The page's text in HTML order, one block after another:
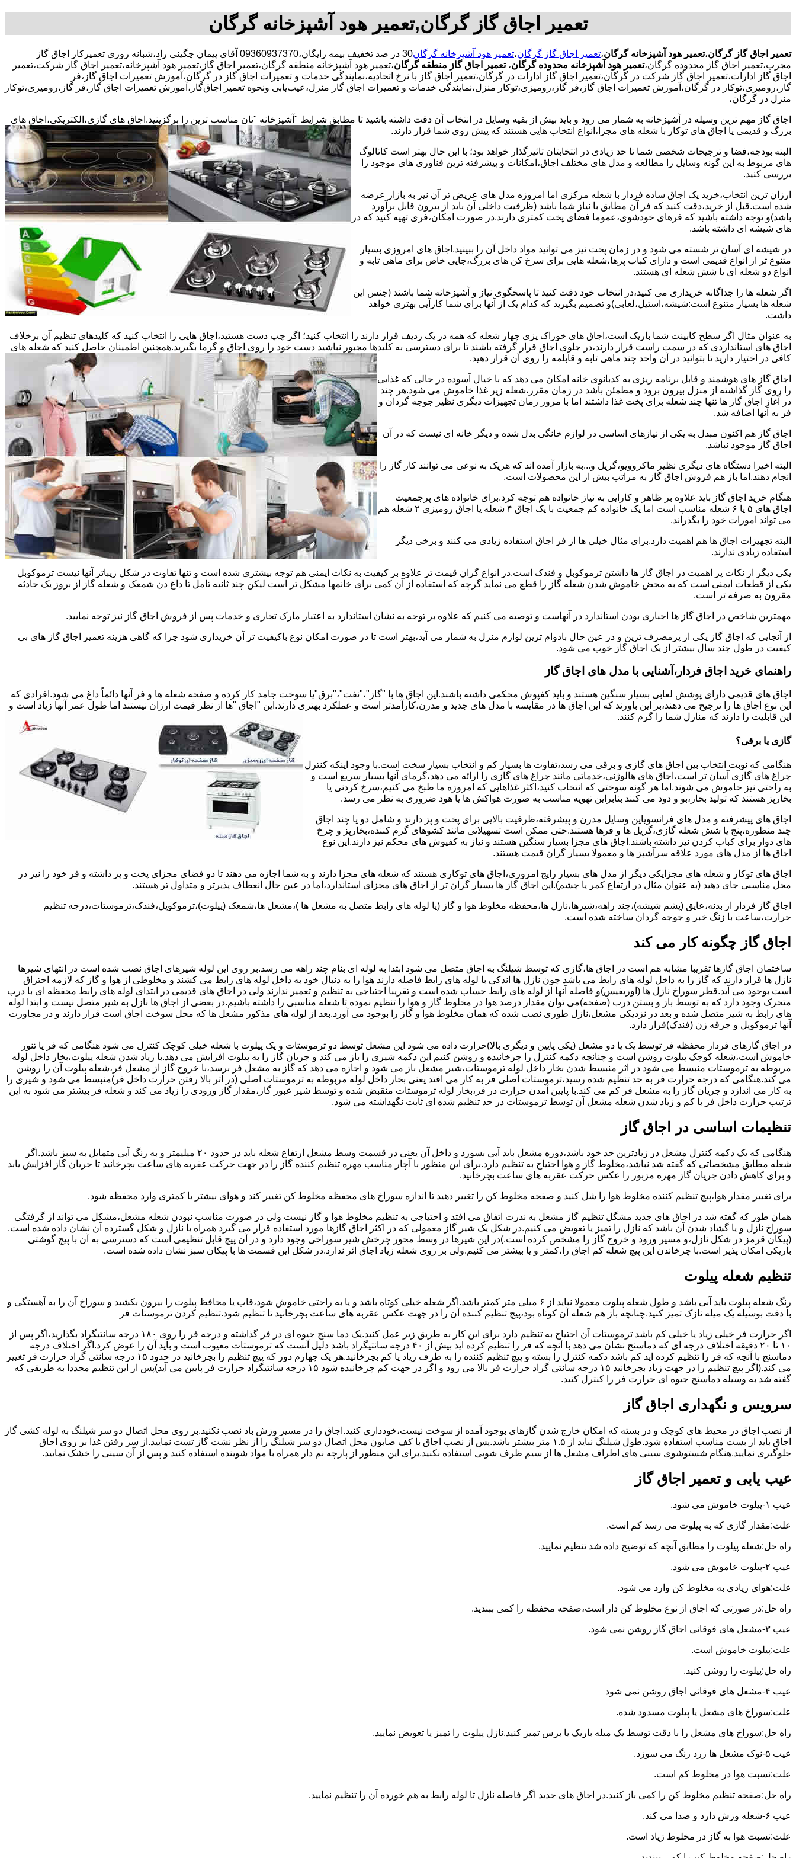
تعمیر اجاق گاز گرگان,تعمیر هود آشپزخانه گرگان
تعمیر اجاق گاز گرگان،تعمیر هود آشپزخانه گرگان،تعمیر اجاق گاز گرگان،تعمیر هود آشپزخانه گرگان
30 در صد تخفیف بیمه رایگان،09360937370 آقای پیمان چگینی راد،شبانه روزی تعمیرکار اجاق گاز
مجرب،تعمیر اجاق گاز محدوده گرگان،تعمیر هود آشپزخانه محدوده گرگان، تعمیر اجاق گاز منطقه گرگان،تعمیر هود آشپزخانه منطقه گرگان،تعمیر اجاق گاز،تعمیر هود آشپزخانه،تعمیر اجاق گاز شرکت،تعمیر
اجاق گاز ادارات،تعمیر اجاق گاز شرکت در گرگان،تعمیر اجاق گاز ادارات در گرگان،تعمیر اجاق گاز با نرخ اتحادیه،نمایندگی خدمات و تعمیرات اجاق گاز در گرگان،آموزش تعمیرات اجاق گاز،فر
گاز،رومیزی،توکار در گرگان،آموزش تعمیرات اجاق گاز،فر گاز،رومیزی،توکار منزل،نمایندگی خدمات و تعمیرات اجاق گاز منزل،عیب‌یابی ونحوه تعمیر اجاق‌گاز،آموزش تعمیرات اجاق گاز،فر گاز،رومیزی،توکار
منزل در گرگان،
اجاق گاز مهم ترین وسیله در آشپزخانه به شمار می رود و باید بیش از بقیه وسایل در انتخاب آن دقت داشته باشید تا مطابق شرایط "آشپزخانه "تان مناسب ترین را برگزینید.اجاق های گازی،الکتریکی،اجاق های
بزرگ و قدیمی یا اجاق های توکار با شعله های مجزا،انواع انتخاب هایی هستند که پیش روی شما قرار دارند.
البته بودجه،فضا و ترجیحات شخصی شما تا حد زیادی در انتخابتان تاثیرگذار خواهد بود؛ با این حال بهتر است کاتالوگ
های مربوط به این گونه وسایل را مطالعه و مدل های مختلف اجاق،امکانات و پیشرفته ترین فناوری های موجود را
بررسی کنید.
ارزان ترین انتخاب،خرید یک اجاق ساده فردار با شعله مرکزی اما امروزه مدل های عریض تر آن نیز به بازار عرضه
شده است.قبل از خرید،دقت کنید که فر آن مطابق با نیاز شما باشد (ظرفیت داخلی آن باید از بیرون قابل برآورد
باشد)و توجه داشته باشید که فرهای خودشوی،عموما فضای پخت کمتری دارند.در صورت امکان،فری تهیه کنید که در
های شیشه ای داشته باشد.
در شیشه ای آسان تر شسته می شود و در زمان پخت نیز می توانید مواد داخل آن را ببینید.اجاق های امروزی بسیار
متنوع تر از انواع قدیمی است و دارای کباب پزها،شعله هایی برای سرخ کن های بزرگ،جایی خاص برای ماهی تابه و
انواع دو شعله ای یا شش شعله ای هستند.
اگر شعله ها را جداگانه خریداری می کنید،در انتخاب خود دقت کنید تا پاسخگوی نیاز و آشپزخانه شما باشند (جنس این
شعله ها بسیار متنوع است:شیشه،استیل،لعابی)و تصمیم بگیرید که کدام یک از آنها برای شما کارآیی بهتری خواهد
داشت.
به عنوان مثال اگر سطح کابینت شما باریک است،اجاق های خوراک پزی چهار شعله که همه در یک ردیف قرار دارند را انتخاب کنید؛ اگر چپ دست هستید،اجاق هایی را انتخاب کنید که کلیدهای تنظیم آن برخلاف
اجاق های استانداردی که در سمت راست قرار دارند،در جلوی اجاق قرار گرفته باشند تا برای دسترسی به کلیدها مجبور نباشید دست خود را روی اجاق و گرما بگیرید.همچنین اطمینان حاصل کنید که شعله های
کافی در اختیار دارید تا بتوانید در آن واحد چند ماهی تابه و قابلمه را روی آن قرار دهید.
اجاق گاز های هوشمند و قابل برنامه ریزی به کدبانوی خانه امکان می دهد که با خیال آسوده در حالی که غذایی
را روی گاز گذاشته از منزل بیرون برود و مطمئن باشد در زمان مقرر،شعله زیر غذا خاموش می شود.هر چند
در آغاز اجاق گاز ها تنها چند شعله برای پخت غذا داشتند اما با مرور زمان تجهیزات دیگری نظیر جوجه گردان و
فر به آنها اضافه شد.
اجاق گاز هم اکنون مبدل به یکی از نیازهای اساسی در لوازم خانگی بدل شده و دیگر خانه ای نیست که در آن
اجاق گاز موجود نباشد.
البته اخیرا دستگاه های دیگری نظیر ماکروویو،گریل و...به بازار آمده اند که هریک به نوعی می توانند کار گاز را
انجام دهند.اما باز هم فروش اجاق گاز به مراتب بیش از این محصولات است.
هنگام خرید اجاق گاز باید علاوه بر ظاهر و کارایی به نیاز خانواده هم توجه کرد.برای خانواده های پرجمعیت
اجاق های ۵ یا ۶ شعله مناسب است اما یک خانواده کم جمعیت با یک اجاق ۴ شعله یا اجاق رومیزی ۲ شعله هم
می تواند امورات خود را بگذراند.
البته تجهیزات اجاق ها هم اهمیت دارد.برای مثال خیلی ها از فر اجاق استفاده زیادی می کنند و برخی دیگر
استفاده زیادی ندارند.
یکی دیگر از نکات پر اهمیت در اجاق گاز ها داشتن ترموکوبل و فندک است.در انواع گران قیمت تر علاوه بر کیفیت به نکات ایمنی هم توجه بیشتری شده است و تنها تفاوت در شکل زیباتر آنها نیست ترموکوبل
یکی از قطعات ایمنی است که به محض خاموش شدن شعله گاز را قطع می نماید گرچه که استفاده از آن کمی برای خانمها مشکل تر است لیکن چند ثانیه تامل تا داغ دن شمعک و شعله گاز از بروز یک حادثه
مقرون به صرفه تر است.
مهمترین شاخص در اجاق گاز ها اجباری بودن استاندارد در آنهاست و توصیه می کنیم که علاوه بر توجه به نشان استاندارد به اعتبار مارک تجاری و خدمات پس از فروش اجاق گاز نیز توجه نمایید.
از آنجایی که اجاق گاز یکی از پرمصرف ترین و در عین حال بادوام ترین لوازم منزل به شمار می آید،بهتر است تا در صورت امکان نوع باکیفیت تر آن خریداری شود چرا که گاهی هزینه تعمیر اجاق گاز های بی
کیفیت در طول چند سال بیشتر از یک اجاق گاز خوب می شود.
راهنمای خرید اجاق فردار،آشنایی با مدل های اجاق گاز
اجاق های قدیمی دارای پوشش لعابی بسیار سنگین هستند و باید کفپوش محکمی داشته باشند.این اجاق ها با "گاز"،"نفت"،"برق"یا سوخت جامد کار کرده و صفحه شعله ها و فر آنها دائماً داغ می شود.افرادی که
این نوع اجاق ها را ترجیح می دهند،بر این باورند که این اجاق ها در مقایسه با مدل های جدید و مدرن،کارآمدتر است و عملکرد بهتری دارند.این "اجاق "ها از نظر قیمت ارزان نیستند اما طول عمر آنها زیاد است و
این قابلیت را دارند که منازل شما را گرم کنند.
گازی یا برقی؟
هنگامی که نوبت انتخاب بین اجاق های گازی و برقی می رسد،تفاوت ها بسیار کم و انتخاب بسیار سخت است.با وجود اینکه کنترل
چراغ های گازی آسان تر است،اجاق های هالوژنی،خدماتی مانند چراغ های گازی را ارائه می دهد،گرمای آنها بسیار سریع است و
به راحتی نیز خاموش می شوند.اما هر گونه سوختی که انتخاب کنید،اکثر غذاهایی که امروزه ما طبخ می کنیم،سرخ کردنی یا
بخارپز هستند که تولید بخار،بو و دود می کنند بنابراین تهویه مناسب به صورت هواکش ها یا هود ضروری به نظر می رسد.
اجاق های پیشرفته و مدل های فرانسویاین وسایل مدرن و پیشرفته،ظرفیت بالایی برای پخت و پز دارند و شامل دو یا چند اجاق
چند منظوره،پنج یا شش شعله گازی،گریل ها و فرها هستند.حتی ممکن است تسهیلاتی مانند کشوهای گرم کننده،بخارپز و چرخ
های دوار برای کباب کردن نیز داشته باشند.اجاق های مجزا بسیار سنگین هستند و نیاز به کفپوش های محکم نیز دارند.این نوع
اجاق ها از مدل های مورد علاقه سرآشپز ها و معمولا بسیار گران قیمت هستند.
اجاق های توکار و شعله های مجزایکی دیگر از مدل های بسیار رایج امروزی،اجاق های توکاری هستند که شعله های مجزا دارند و به شما اجازه می دهند تا دو فضای مجزای پخت و پز داشته و فر خود را نیز در
محل مناسبی جای دهید (به عنوان مثال در ارتفاع کمر یا چشم).این اجاق گاز ها بسیار گران تر از اجاق های مجزای استاندارد،اما در عین حال انعطاف پذیرتر و متداول تر هستند.
اجاق گاز فردار از بدنه،عایق (پشم شیشه)،چند راهه،شیرها،نازل ها،محفظه مخلوط هوا و گاز (یا لوله های رابط متصل به مشعل ها )،مشعل ها،شمعک (پیلوت)،ترموکوپل،فندک،ترموستات،درجه تنظیم
حرارت،ساعت با زنگ خبر و جوجه گردان ساخته شده است.
اجاق گاز چگونه کار می کند
ساختمان اجاق گازها تقریبا مشابه هم است در اجاق ها،گازی که توسط شیلنگ به اجاق متصل می شود ابتدا به لوله ای بنام چند راهه می رسد.بر روی این لوله شیرهای اجاق نصب شده است در انتهای شیرها
نازل ها قرار دارند که گاز را به داخل لوله های رابط می پاشد چون نازل ها اندکی با لوله های رابط فاصله دارند هوا را به دنبال خود به داخل لوله های رابط می کشند و مخلوطی از هوا و گاز که لازمه احتراق
است بوجود می آید.قطر سوراخ نازل ها (اوریفیس)و فاصله آنها از لوله های رابط حساب شده است و تقریبا احتیاجی به تنظیم و تعمیر ندارند ولی در اجاق های قدیمی در ابتدای لوله های رابط محفظه ای با درب
متحرک وجود دارد که به توسط باز و بستن درب (صفحه)می توان مقدار درصد هوا در مخلوط گاز و هوا را تنظیم نموده تا شعله مناسبی را داشته باشیم.در بعضی از اجاق ها نازل به شیر متصل نیست و ابتدا لوله
های رابط به شیر متصل شده و بعد در نزدیکی مشعل،نازل طوری نصب شده که همان مخلوط هوا و گاز را بوجود می آورد.بعد از لوله های مذکور مشعل ها که محل سوخت اجاق است قرار دارند و در مجاورت
آنها ترموکوپل و جرقه زن (فندک)قرار دارد.
در اجاق گازهای فردار محفظه فر توسط یک یا دو مشعل (یکی پایین و دیگری بالا)حرارت داده می شود این مشعل توسط دو ترموستات و یک پیلوت با شعله خیلی کوچک کنترل می شود هنگامی که فر یا تنور
خاموش است،شعله کوچک پیلوت روشن است و چنانچه دکمه کنترل را چرخانیده و روشن کنیم این دکمه شیری را باز می کند و جریان گاز را به پیلوت افزایش می دهد.با زیاد شدن شعله پیلوت،بخار داخل لوله
مربوطه به ترموستات منبسط می شود در اثر منبسط شدن بخار داخل لوله ترموستات،شیر مشعل باز می شود و اجازه می دهد که گاز به مشعل فر برسد،با خروج گاز از مشعل فر،شعله پیلوت آن را روشن
می کند.هنگامی که درجه حرارت فر به حد تنظیم شده رسید،ترموستات اصلی فر به کار می افتد یعنی بخار داخل لوله مربوطه به ترموستات اصلی (در اثر بالا رفتن حرارت داخل فر)منبسط می شود و شیری را
به کار می اندازد و جریان گاز را به مشعل فر کم می کند.با پایین آمدن حرارت در فر،بخار لوله ترموستات منقبض شده و توسط شیر عبور گاز،مقدار گاز ورودی را زیاد می کند و شعله فر بیشتر می شود به این
ترتیب حرارت داخل فر با کم و زیاد شدن شعله مشعل آن توسط ترموستات در حد تنظیم شده ای ثابت نگهداشته می شود.
تنظیمات اساسی در اجاق گاز
هنگامی که یک دکمه کنترل مشعل در زیادترین حد خود باشد،دوره مشعل باید آبی بسوزد و داخل آن یعنی در قسمت وسط مشعل ارتفاع شعله باید در حدود ۲۰ میلیمتر و به رنگ آبی متمایل به سبز باشد.اگر
شعله مطابق مشخصاتی که گفته شد نباشد،مخلوط گاز و هوا احتیاج به تنظیم دارد.برای این منظور با آچار مناسب مهره تنظیم کننده گاز را در جهت حرکت عقربه های ساعت بچرخانید تا جریان گاز افزایش یابد
و برای کاهش دادن جریان گاز مهره مزبور را عکس حرکت عقربه های ساعت بچرخانید.
برای تغییر مقدار هوا،پیچ تنظیم کننده مخلوط هوا را شل کنید و صفحه مخلوط کن را تغییر دهید تا اندازه سوراخ های محفظه مخلوط کن تغییر کند و هوای بیشتر یا کمتری وارد محفظه شود.
همان طور که گفته شد در اجاق های جدید مشگل تنظیم گاز مشعل به ندرت اتفاق می افتد و احتیاجی به تنظیم مخلوط هوا و گاز نیست ولی در صورت مناسب نبودن شعله مشعل،مشکل می تواند از گرفتگی
سوراخ نازل و یا گشاد شدن آن باشد که نازل را تمیز یا تعویض می کنیم.در شکل یک شیر گاز معمولی که در اکثر اجاق گازها مورد استفاده قرار می گیرد همراه با نازل و شکل گسترده آن نشان داده شده است.
(پیکان قرمز در شکل نازل،و مسیر ورود و خروج گاز را مشخص کرده است.)در این شیرها در وسط محور چرخش شیر سوراخی وجود دارد و در آن پیچ قابل تنظیمی است که دسترسی به آن با پیچ گوشتی
باریکی امکان پذیر است.با چرخاندن این پیچ شعله کم اجاق را،کمتر و یا بیشتر می کنیم.ولی بر روی شعله زیاد اجاق اثر ندارد.در شکل این قسمت ها با پیکان سبز نشان داده شده است.
تنظیم شعله پیلوت
رنگ شعله پیلوت باید آبی باشد و طول شعله پیلوت معمولا نباید از ۶ میلی متر کمتر باشد.اگر شعله خیلی کوتاه باشد و یا به راحتی خاموش شود،قاب یا محافظ پیلوت را بیرون بکشید و سوراخ آن را به آهستگی و
با دقت بوسیله یک میله نازک تمیز کنید.چنانچه باز هم شعله آن کوتاه بود،پیچ تنظیم کننده آن را در جهت عکس عقربه های ساعت بچرخانید تا تنظیم شود.تنظیم کردن ترموستات فر
اگر حرارت فر خیلی زیاد یا خیلی کم باشد ترموستات آن احتیاج به تنظیم دارد برای این کار به طریق زیر عمل کنید.یک دما سنج جیوه ای در فر گذاشته و درجه فر را روی ۱۸۰ درجه سانتیگراد بگذارید،اگر پس از
۱۰ تا ۲۰ دقیقه اختلاف درجه ای که دماسنج نشان می دهد با آنچه که فر را تنظیم کرده اید بیش از ۴۰ درجه سانتیگراد باشد دلیل آنست که ترموستات معیوب است و باید آن را عوض کرد.اگر اختلاف درجه
دماسنج با آنچه که فر را تنظیم کرده اید کم باشد دکمه کنترل را بسته و پیچ تنظیم کننده را به طرف زیاد یا کم بچرخانید.هر یک چهارم دور که پیچ تنظیم را بچرخانید در حدود ۱۵ درجه سانتی گراد حرارت فر تغییر
می کند.(اگر پیچ تنظیم را در جهت زیاد بچرخانید ۱۵ درجه سانتی گراد حرارت فر بالا می رود و اگر در جهت کم چرخانیده شود ۱۵ درجه سانتیگراد حرارت فر پایین می آید)پس از این تنظیم مجددا به طریقی که
گفته شد به وسیله دماسنج جیوه ای حرارت فر را کنترل کنید.
سرویس و نگهداری اجاق گاز
از نصب اجاق در محیط های کوچک و در بسته که امکان خارج شدن گازهای بوجود آمده از سوخت نیست،خودداری کنید.اجاق را در مسیر وزش باد نصب نکنید.بر روی محل اتصال دو سر شیلنگ به لوله کشی گاز
اجاق باید از بست مناسب استفاده شود.طول شیلنگ نباید از ۱.۵ متر بیشتر باشد.پس از نصب اجاق با کف صابون محل اتصال دو سر شیلنگ را از نظر نشت گاز تست نمایید.از سر رفتن غذا بر روی اجاق
جلوگیری نمایید.هنگام شستوشوی سینی های اطراف مشعل ها از سیم ظرف شویی استفاده نکنید.برای این منظور از پارچه نم دار همراه با مواد شوینده استفاده کنید و پس از آن سینی را خشک نمایید.
عیب یابی و تعمیر اجاق گاز
عیب ۱-پیلوت خاموش می شود.
علت:مقدار گازی که به پیلوت می رسد کم است.
راه حل:شعله پیلوت را مطابق آنچه که توضیح داده شد تنظیم نمایید.
عیب ۲-پیلوت خاموش می شود.
علت:هوای زیادی به مخلوط کن وارد می شود.
راه حل:در صورتی که اجاق از نوع مخلوط کن دار است،صفحه محفظه را کمی ببندید.
عیب ۳-مشعل های فوقانی اجاق گاز روشن نمی شود.
علت:پیلوت خاموش است.
راه حل:پیلوت را روشن کنید.
عیب ۴-مشعل های فوقانی اجاق روشن نمی شود
علت:سوراخ های مشعل یا پیلوت مسدود شده.
راه حل:سوراخ های مشعل را با دقت توسط یک میله باریک یا برس تمیز کنید.نازل پیلوت را تمیز یا تعویض نمایید.
عیب ۵-نوک مشعل ها زرد رنگ می سوزد.
علت:نسبت هوا در مخلوط کم است.
راه حل:صفحه تنظیم مخلوط کن را کمی باز کنید.در اجاق های جدید اگر فاصله نازل تا لوله رابط به هم خورده آن را تنظیم نمایید.
عیب ۶-شعله وزش دارد و صدا می کند.
علت:نسبت هوا به گاز در مخلوط زیاد است.